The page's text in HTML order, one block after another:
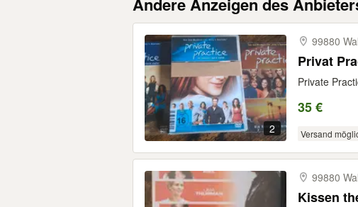
2
99880
Privat
Private
35 €
Versand
99880
Kissen